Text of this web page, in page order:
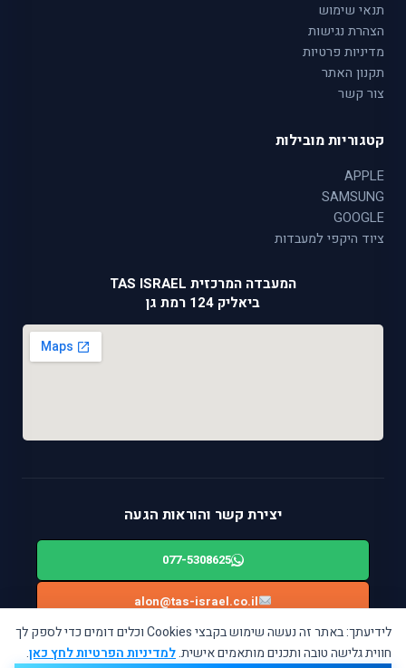
לידיעתך: באתר זה נעשה שימוש בקבצי Cookies וכלים דומים כדי לספק לך
חווית גלישה טובה ותכנים מותאמים אישית.למדיניות הפרטיות לחץ כאן.
תנאי שימוש
הצהרת נגישות
מדיניות פרטיות
תקנון האתר
צור קשר
קטגוריות מובילות
APPLE
SAMSUNG
GOOGLE
ציוד היקפי למעבדות
המעבדה המרכזית TAS ISRAEL
ביאליק 124 רמת גן
יצירת קשר והוראות הגעה
077-5308625
alon@tas-israel.co.il